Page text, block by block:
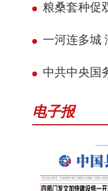
粮桑套种促
一河连多城
中共中央国务院印发《
电子报